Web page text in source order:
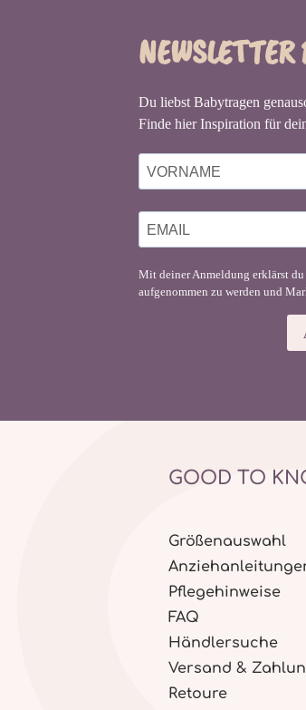
Du liebst Babytragen
Finde hier Inspiration für
Mit deiner Anmeldung erklärst
aufgenommen zu werden und
GOOD TO
Größenauswahl
Pflegehinweise
FAQ
Händlersuche
Versand &
Retoure